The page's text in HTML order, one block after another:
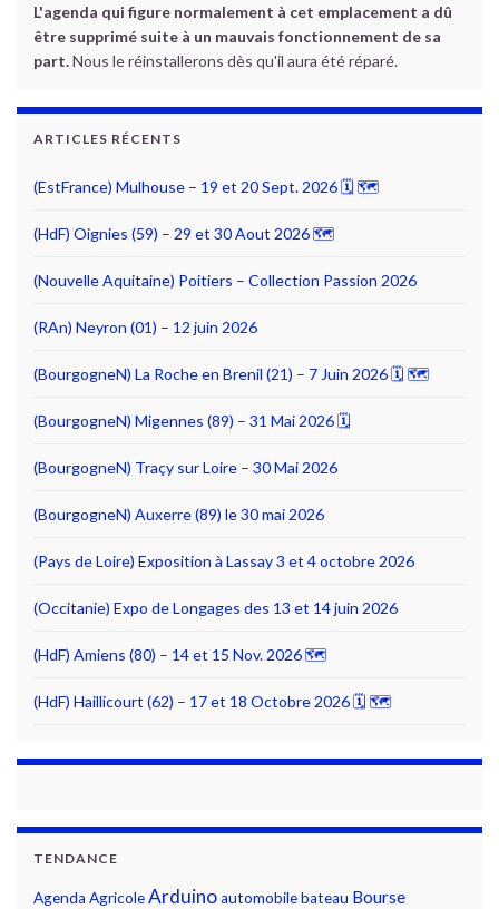
L'agenda qui figure normalement à cet emplacement a dû
être supprimé suite à un mauvais fonctionnement de sa
part.Nous le réinstallerons dès qu'il aura été réparé.
ARTICLES RÉCENTS
(EstFrance) Mulhouse – 19 et 20 Sept. 2026 🗓 🗺
(HdF) Oignies (59) – 29 et 30 Aout 2026 🗺
(Nouvelle Aquitaine) Poitiers – Collection Passion 2026
(RAn) Neyron (01) – 12 juin 2026
(BourgogneN) La Roche en Brenil (21) – 7 Juin 2026 🗓 🗺
(BourgogneN) Migennes (89) – 31 Mai 2026 🗓
(BourgogneN) Traçy sur Loire – 30 Mai 2026
(BourgogneN) Auxerre (89) le 30 mai 2026
(Pays de Loire) Exposition à Lassay 3 et 4 octobre 2026
(Occitanie) Expo de Longages des 13 et 14 juin 2026
(HdF) Amiens (80) – 14 et 15 Nov. 2026 🗺
(HdF) Haillicourt (62) – 17 et 18 Octobre 2026 🗓 🗺
TENDANCE
Agenda AgricoleArduinoautomobilebateau Bourse